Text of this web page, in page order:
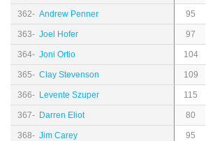
362- Andrew Penner 95
363- Joel Hofer 97
364- Joni Ortio 104
365- Clay Stevenson 109
366- Levente Szuper 115
367- Darren Eliot 80
368- Jim Carey 95